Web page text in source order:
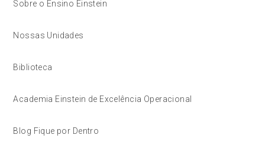
Sobre o Ensino Einstein
Nossas Unidades
Biblioteca
Academia Einstein de Excelência Operacional
Blog Fique por Dentro